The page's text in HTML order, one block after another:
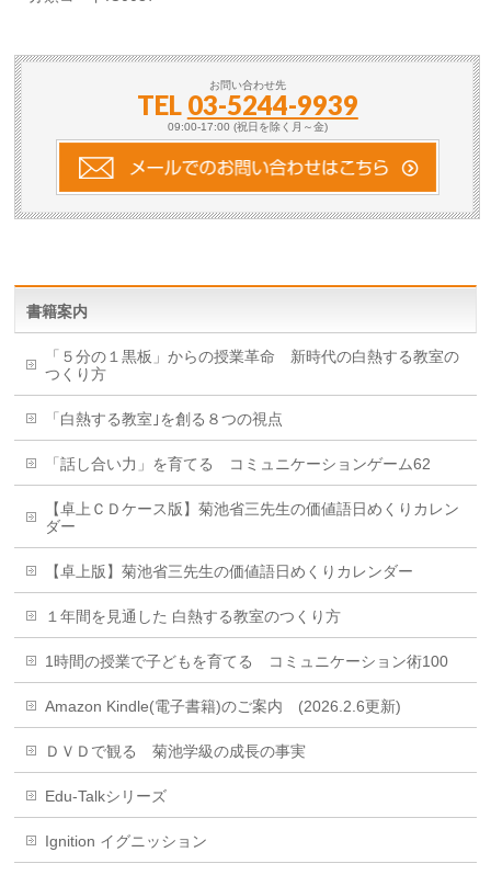
お問い合わせ先
TEL 03-5244-9939
09:00-17:00 (祝日を除く月～金)
書籍案内
「５分の１黒板」からの授業革命 新時代の白熱する教室の
つくり方
「白熱する教室｣を創る８つの視点
「話し合い力」を育てる コミュニケーションゲーム62
【卓上ＣＤケース版】菊池省三先生の価値語日めくりカレン
ダー
【卓上版】菊池省三先生の価値語日めくりカレンダー
１年間を見通した 白熱する教室のつくり方
1時間の授業で子どもを育てる コミュニケーション術100
Amazon Kindle(電子書籍)のご案内 (2026.2.6更新)
ＤＶＤで観る 菊池学級の成長の事実
Edu-Talkシリーズ
Ignition イグニッション